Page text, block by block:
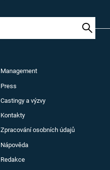
Management
Press
Castingy a výzvy
Kontakty
Zpracování osobních údajů
Nápověda
Redakce